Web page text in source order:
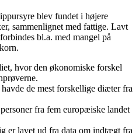
blev fundet i højere
sammenlignet med fattige. Lavt
bl.a. med mangel på
hvor den økonomiske forskel
de mest forskellige diæter fra
fra fem europæiske landet
er lavet ud fra data om indtægt fra